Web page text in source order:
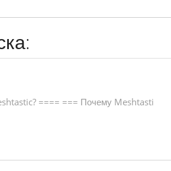
shtastic? ==== === Почему Meshtasti